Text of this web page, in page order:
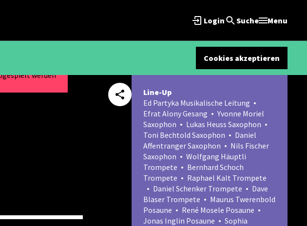
Login Suche Menu
Cookies akzeptieren
werden
Line-Up
Ed Partyka Musikalische Leitung
Efrat Alony Gesang
Yvonne Moriel
Saxophon
Lukas Heuss Saxophon
Toni Bechtold Saxophon
Daniel
Affentranger Saxophon
Nils Fischer
Saxophon
Wolfgang Häuptli
Trompete
Bernhard Schoch
Trompete
Raphael Kalt Trompete
Daniel Schenker Trompete
Dave
Blaser Trompete
Maurus Twerenbold
Posaune
René Mosele Posaune
Jonas Inglin Posaune
Sophia